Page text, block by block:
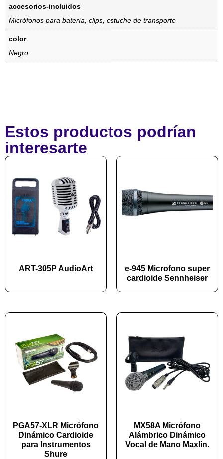
accesorios-incluidos
Micrófonos para batería, clips, estuche de transporte
color
Negro
Estos productos podrían
interesarte
ART-305P AudioArt
e-945 Microfono super
cardioide Sennheiser
PGA57-XLR Micrófono
Dinámico Cardioide
para Instrumentos
Shure
MX58A Micrófono
Alámbrico Dinámico
Vocal de Mano Maxlin.